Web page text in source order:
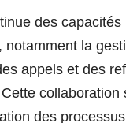
des
la
appels et des
des